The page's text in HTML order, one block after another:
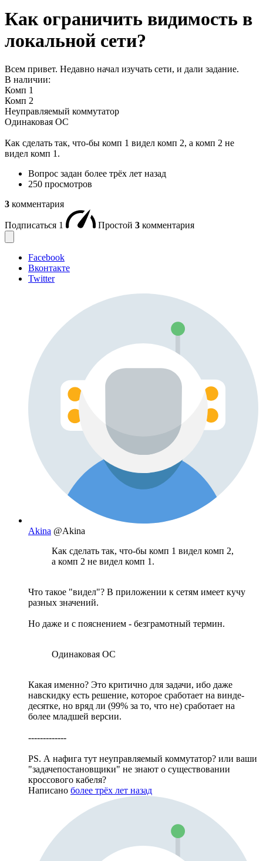
Как ограничить видимость в
локальной сети?
Всем привет. Недавно начал изучать сети, и дали задание.
В наличии:
Комп 1
Комп 2
Неуправляемый коммутатор
Одинаковая ОС
Как сделать так, что-бы комп 1 видел комп 2, а комп 2 не
видел комп 1.
Вопрос задан более трёх лет назад
250 просмотров
3 комментария
Подписаться 1 Простой 3 комментария
Facebook
Вконтакте
Twitter
Akina @Akina
Как сделать так, что-бы комп 1 видел комп 2,
а комп 2 не видел комп 1.
Что такое "видел"? В приложении к сетям имеет кучу
разных значений.
Но даже и с пояснением - безграмотный термин.
Одинаковая ОС
Какая именно? Это критично для задачи, ибо даже
навскидку есть решение, которое сработает на винде-
десятке, но вряд ли (99% за то, что не) сработает на
более младшей версии.
-------------
PS. А нафига тут неуправляемый коммутатор? или ваши
"задачепостановщики" не знают о существовании
кроссового кабеля?
Написано более трёх лет назад